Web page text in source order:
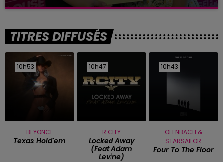
TITRES DIFFUSÉS
10h53
10h53
BEYONCE
Texas Hold'em
10h47
10h47
R.CITY
Locked Away
(feat Adam
Levine)
10h43
10h43
OFENBACH &
STARSAILOR
Four To The Floor